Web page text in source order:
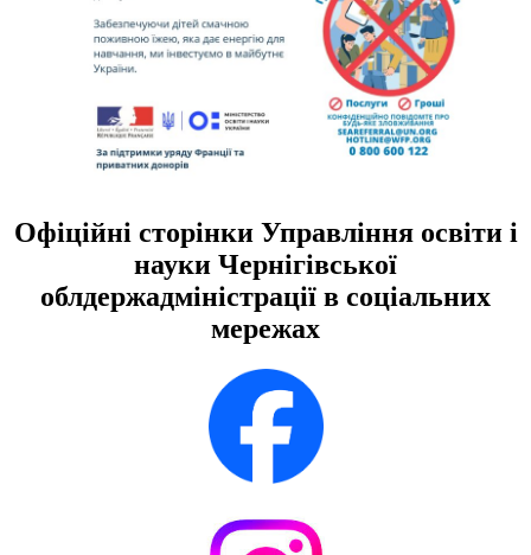
Офіційні сторінки Управління освіти і
науки Чернігівської
облдержадміністрації в соціальних
мережах